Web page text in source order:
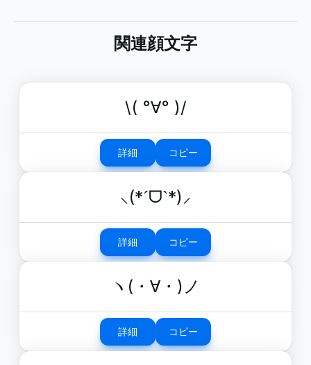
関連顔文字
\( °∀° )/
詳細 コピー
⸜(*ˊᗜˋ*)⸝
詳細 コピー
ヽ(・∀・)ノ
詳細 コピー